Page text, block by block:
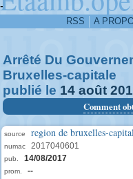
-
RSS A
Arrêté Du
Bruxelles-capitale
publié le 14 août
Comment
source region de bruxelles-
numac 2017040601
pub. 14/08/2017
prom. --